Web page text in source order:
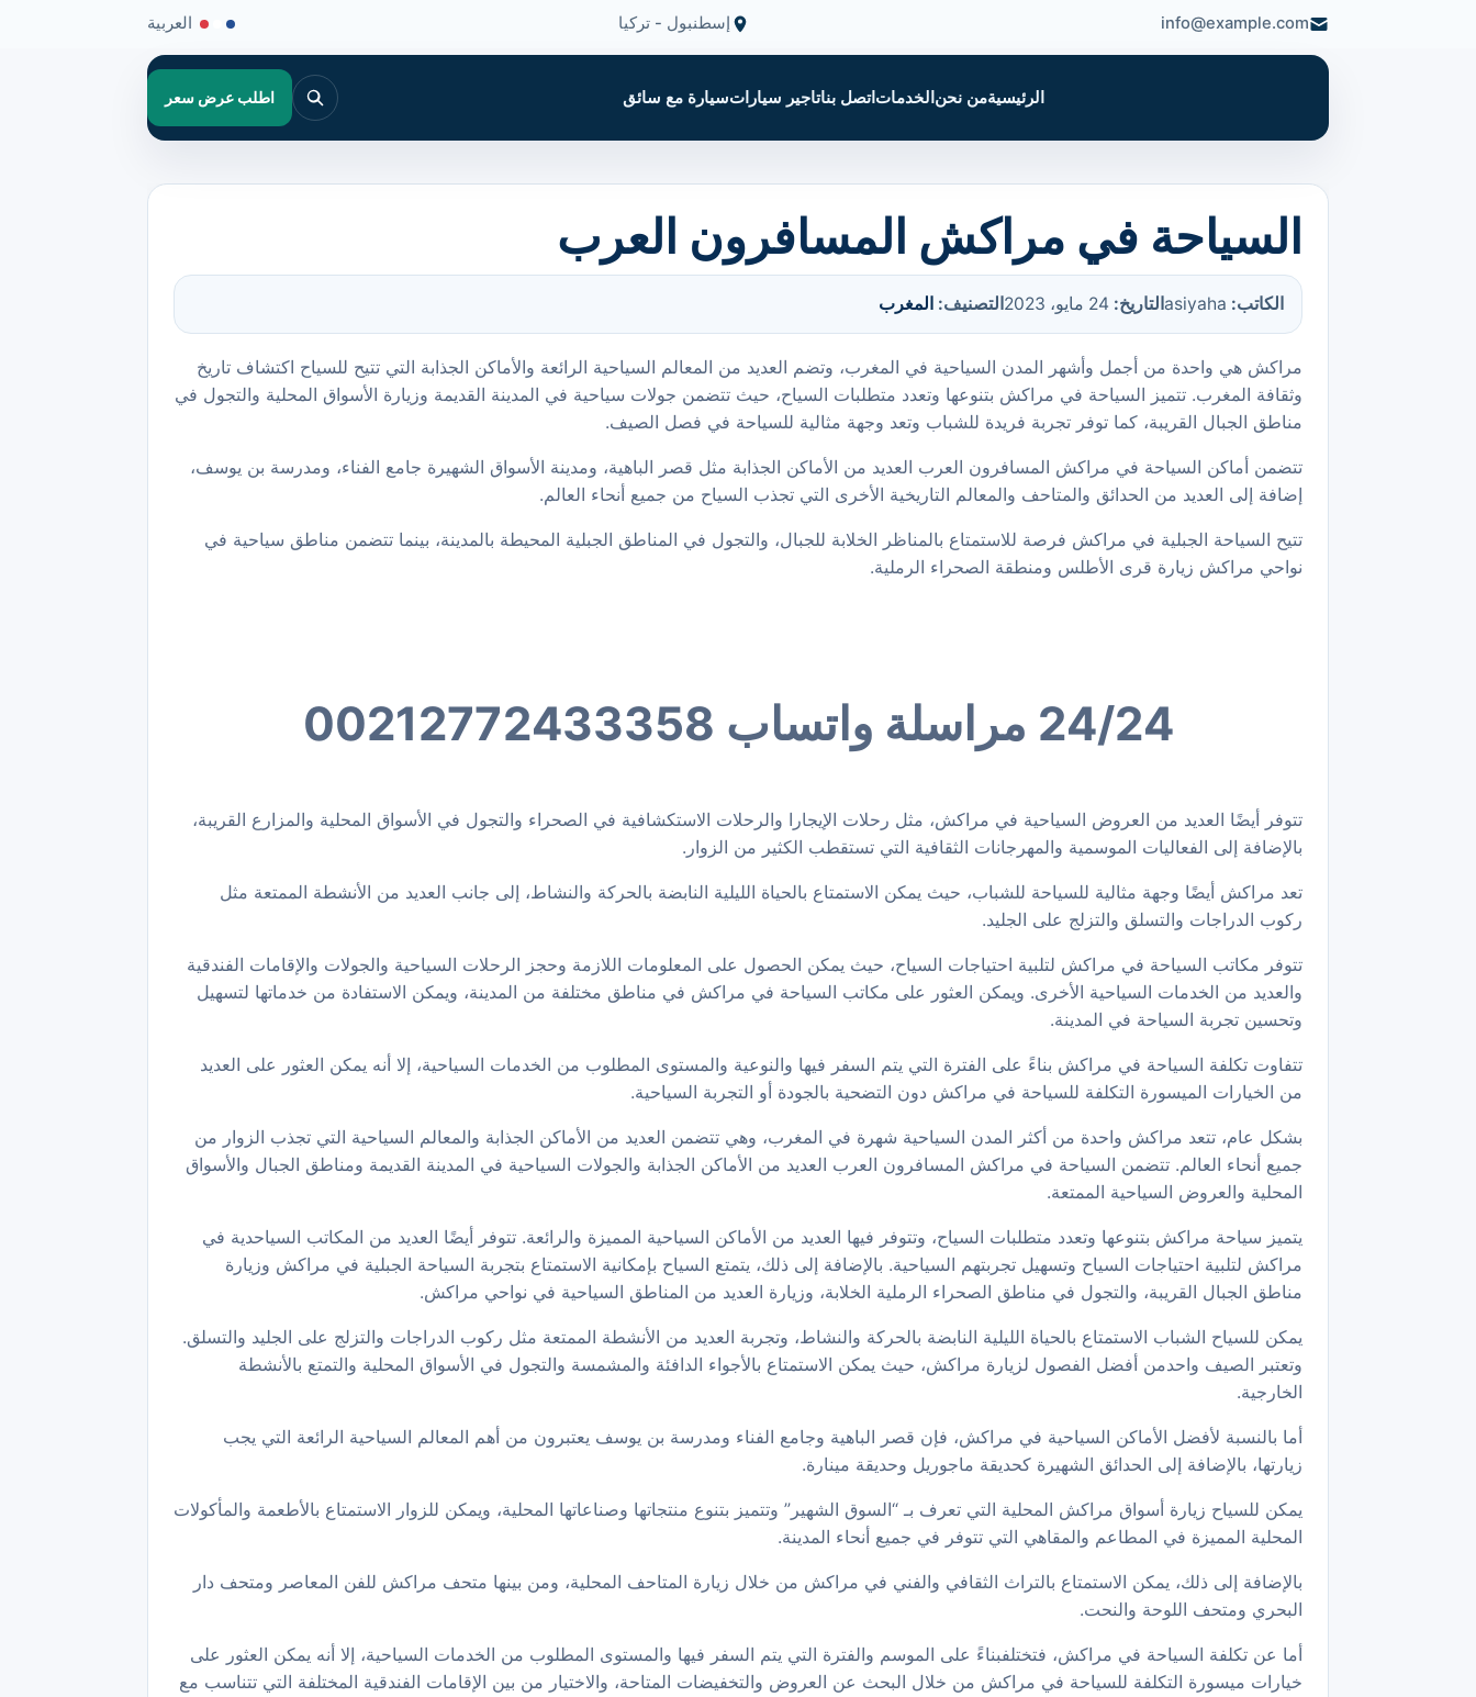
info@example.com إسطنبول - تركيا العربية
الرئيسيةمن نحن الخدمات اتصل بناتاجير سياراتسيارة مع سائق اطلب عرض سعر
السياحة في مراكش المسافرون العرب
الكاتب: التاريخ: التصنيف: المغرب
مراكش هي واحدة من أجمل وأشهر المدن السياحية في المغرب، وتضم العديد من المعالم السياحية الرائعة والأماكن الجذابة التي تتيح للسياح اكتشاف تاريخ
وثقافة المغرب. تتميز السياحة في مراكش بتنوعها وتعدد متطلبات السياح، حيث تتضمن جولات سياحية في المدينة القديمة وزيارة الأسواق المحلية والتجول في
مناطق الجبال القريبة، كما توفر تجربة فريدة للشباب وتعد وجهة مثالية للسياحة في فصل الصيف.
تتضمن أماكن السياحة في مراكش المسافرون العرب العديد من الأماكن الجذابة مثل قصر الباهية، ومدينة الأسواق الشهيرة جامع الفناء، ومدرسة بن يوسف،
إضافة إلى العديد من الحدائق والمتاحف والمعالم التاريخية الأخرى التي تجذب السياح من جميع أنحاء العالم.
تتيح السياحة الجبلية في مراكش فرصة للاستمتاع بالمناظر الخلابة للجبال، والتجول في المناطق الجبلية المحيطة بالمدينة، بينما تتضمن مناطق سياحية في
نواحي مراكش زيارة قرى الأطلس ومنطقة الصحراء الرملية.
24/24 مراسلة واتساب 00212772433358
تتوفر أيضًا العديد من العروض السياحية في مراكش، مثل رحلات الإيجارا والرحلات الاستكشافية في الصحراء والتجول في الأسواق المحلية والمزارع القريبة،
بالإضافة إلى الفعاليات الموسمية والمهرجانات الثقافية التي تستقطب الكثير من الزوار.
تعد مراكش أيضًا وجهة مثالية للسياحة للشباب، حيث يمكن الاستمتاع بالحياة الليلية النابضة بالحركة والنشاط، إلى جانب العديد من الأنشطة الممتعة مثل
ركوب الدراجات والتسلق والتزلج على الجليد.
تتوفر مكاتب السياحة في مراكش لتلبية احتياجات السياح، حيث يمكن الحصول على المعلومات اللازمة وحجز الرحلات السياحية والجولات والإقامات الفندقية
والعديد من الخدمات السياحية الأخرى. ويمكن العثور على مكاتب السياحة في مراكش في مناطق مختلفة من المدينة، ويمكن الاستفادة من خدماتها لتسهيل
وتحسين تجربة السياحة في المدينة.
تتفاوت تكلفة السياحة في مراكش بناءً على الفترة التي يتم السفر فيها والنوعية والمستوى المطلوب من الخدمات السياحية، إلا أنه يمكن العثور على العديد
من الخيارات الميسورة التكلفة للسياحة في مراكش دون التضحية بالجودة أو التجربة السياحية.
بشكل عام، تتعد مراكش واحدة من أكثر المدن السياحية شهرة في المغرب، وهي تتضمن العديد من الأماكن الجذابة والمعالم السياحية التي تجذب الزوار من
جميع أنحاء العالم. تتضمن السياحة في مراكش المسافرون العرب العديد من الأماكن الجذابة والجولات السياحية في المدينة القديمة ومناطق الجبال والأسواق
المحلية والعروض السياحية الممتعة.
يتميز سياحة مراكش بتنوعها وتعدد متطلبات السياح، وتتوفر فيها العديد من الأماكن السياحية المميزة والرائعة. تتوفر أيضًا العديد من المكاتب السياحدية في
مراكش لتلبية احتياجات السياح وتسهيل تجربتهم السياحية. بالإضافة إلى ذلك، يتمتع السياح بإمكانية الاستمتاع بتجربة السياحة الجبلية في مراكش وزيارة
مناطق الجبال القريبة، والتجول في مناطق الصحراء الرملية الخلابة، وزيارة العديد من المناطق السياحية في نواحي مراكش.
يمكن للسياح الشباب الاستمتاع بالحياة الليلية النابضة بالحركة والنشاط، وتجربة العديد من الأنشطة الممتعة مثل ركوب الدراجات والتزلج على الجليد والتسلق.
وتعتبر الصيف واحدمن أفضل الفصول لزيارة مراكش، حيث يمكن الاستمتاع بالأجواء الدافئة والمشمسة والتجول في الأسواق المحلية والتمتع بالأنشطة
الخارجية.
أما بالنسبة لأفضل الأماكن السياحية في مراكش، فإن قصر الباهية وجامع الفناء ومدرسة بن يوسف يعتبرون من أهم المعالم السياحية الرائعة التي يجب
زيارتها، بالإضافة إلى الحدائق الشهيرة كحديقة ماجوريل وحديقة مينارة.
يمكن للسياح زيارة أسواق مراكش المحلية التي تعرف بـ “السوق الشهير” وتتميز بتنوع منتجاتها وصناعاتها المحلية، ويمكن للزوار الاستمتاع بالأطعمة والمأكولات
المحلية المميزة في المطاعم والمقاهي التي تتوفر في جميع أنحاء المدينة.
بالإضافة إلى ذلك، يمكن الاستمتاع بالتراث الثقافي والفني في مراكش من خلال زيارة المتاحف المحلية، ومن بينها متحف مراكش للفن المعاصر ومتحف دار
البحري ومتحف اللوحة والنحت.
أما عن تكلفة السياحة في مراكش، فتختلفبناءً على الموسم والفترة التي يتم السفر فيها والمستوى المطلوب من الخدمات السياحية، إلا أنه يمكن العثور على
خيارات ميسورة التكلفة للسياحة في مراكش من خلال البحث عن العروض والتخفيضات المتاحة، والاختيار من بين الإقامات الفندقية المختلفة التي تتناسب مع